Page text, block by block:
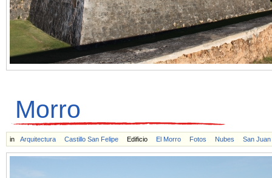
Morro
in Arquitectura Castillo San Felipe Edificio El Morro Fotos Nubes San Juan